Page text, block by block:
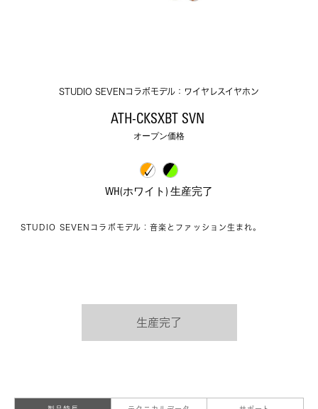
STUDIO SEVENコラボモデル：ワイヤレスイヤホン
ATH-CKSXBT SVN
オープン価格
WH(ホワイト) 生産完了
STUDIO SEVENコラボモデル：音楽とファッション生まれ。
生産完了